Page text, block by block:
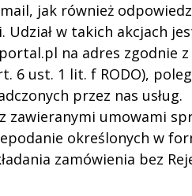
jak również
w takich akcjach
na adres zgodnie
6 ust. 1 lit. f RODO),
przez nas usług.
umowami
określonych w
zamówienia bez